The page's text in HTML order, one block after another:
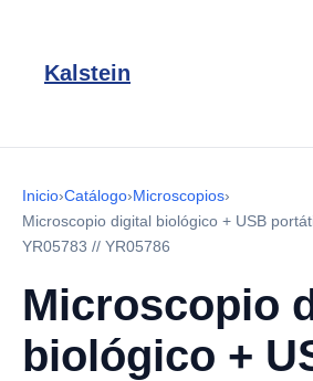
Kalstein
Inicio›Catálogo›Microscopios›
Microscopio digital biológico + USB
YR05783 // YR05786
Microscopio
biológico +